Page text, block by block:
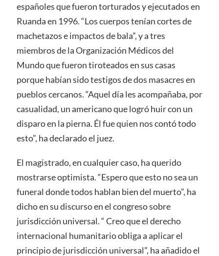
españoles que fueron torturados y ejecutados en
Ruanda en 1996. “Los cuerpos tenían cortes de
machetazos e impactos de bala”, y a tres
miembros de la Organización Médicos del
Mundo que fueron tiroteados en sus casas
porque habían sido testigos de dos masacres en
pueblos cercanos. “Aquel día les acompañaba, por
casualidad, un americano que logró huir con un
disparo en la pierna. Él fue quien nos contó todo
esto”, ha declarado el juez.
El magistrado, en cualquier caso, ha querido
mostrarse optimista. “Espero que esto no sea un
funeral donde todos hablan bien del muerto”, ha
dicho en su discurso en el congreso sobre
jurisdicción universal. “ Creo que el derecho
internacional humanitario obliga a aplicar el
principio de jurisdicción universal”, ha añadido el